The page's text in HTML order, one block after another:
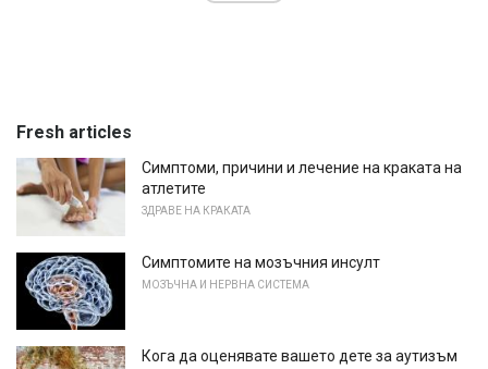
Fresh articles
Симптоми, причини и лечение на краката на
атлетите
ЗДРАВЕ НА КРАКАТА
Симптомите на мозъчния инсулт
МОЗЪЧНА И НЕРВНА СИСТЕМА
Кога да оценявате вашето дете за аутизъм